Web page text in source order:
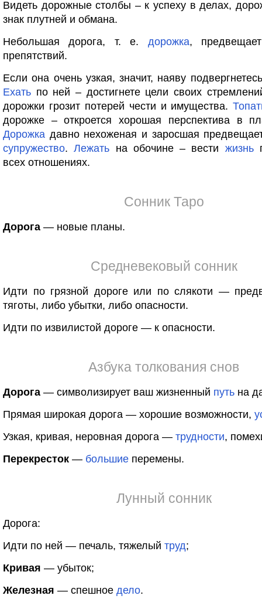
Видеть дорожные столбы – к успеху в делах,
знак плутней и обмана.
Небольшая дорога, т. е. дорожка,
препятствий.
Если она очень узкая, значит, наяву
Ехать по ней – достигнете цели своих
дорожки грозит потерей чести и имущества.
дорожке – откроется хорошая перспектива в
Дорожка давно нехоженая и заросшая
супружество.Лежать на обочине – вести жизнь
всех отношениях.
Сонник Таро
Дорога — новые планы.
Средневековый сонник
Идти по грязной дороге или по слякоти —
тяготы, либо убытки, либо опасности.
Идти по извилистой дороге — к опасности.
Азбука толкования снов
Дорога — символизирует ваш жизненный путь на
Прямая широкая дорога — хорошие возможности,
Узкая, кривая, неровная дорога — трудности,
Перекресток — большие перемены.
Лунный сонник
Дорога:
Идти по ней — печаль, тяжелый труд;
Кривая — убыток;
Железная — спешное дело.